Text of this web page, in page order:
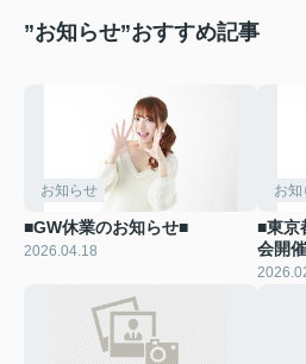
”お知らせ”おすすめ記事
お知らせ
■GW休業のお知らせ■
2026.04.18
お知
■東京
会開